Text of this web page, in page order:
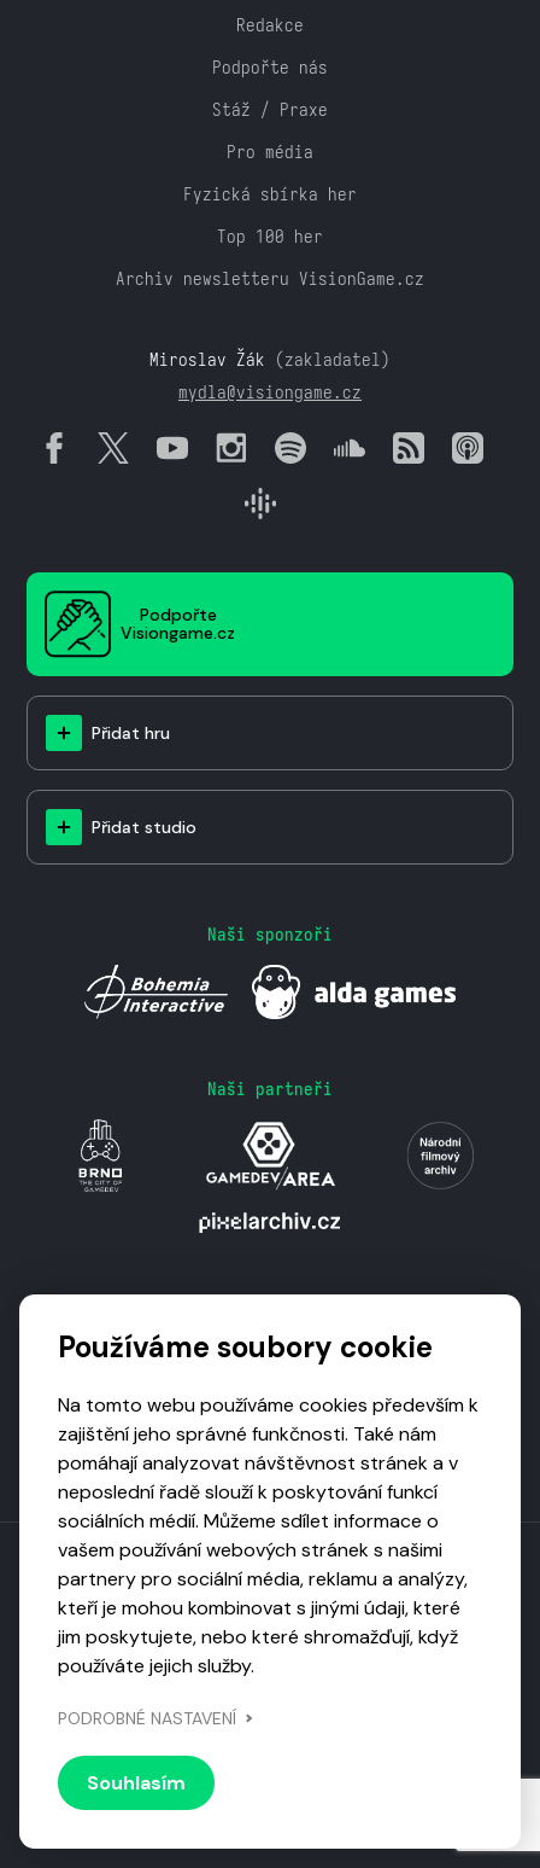
Redakce
Podpořte nás
Stáž / Praxe
Pro média
Fyzická sbírka her
Top 100 her
Archiv newsletteru VisionGame.cz
Miroslav Žák (zakladatel)
mydla@visiongame.cz
Podpořte
Visiongame.cz
Přidat hru
Přidat studio
Naši sponzoři
Naši partneři
Toto dílo podléhá licenci CC BY-NC-ND
Uveďte původ, neužívejte komerčně, nezpracovávejte.
Národní knihovnou ČR
© 2026 Visiongame. Všechna práva vyhrazena.
ochrany soukromí
Používáme soubory cookie
Na tomto webu používáme cookies především k
zajištění jeho správné funkčnosti. Také nám
pomáhají analyzovat návštěvnost stránek a v
neposlední řadě slouží k poskytování funkcí
sociálních médií. Můžeme sdílet informace o
vašem používání webových stránek s našimi
partnery pro sociální média, reklamu a analýzy,
kteří je mohou kombinovat s jinými údaji, které
jim poskytujete, nebo které shromažďují, když
používáte jejich služby.
PODROBNÉ NASTAVENÍ
Souhlasím